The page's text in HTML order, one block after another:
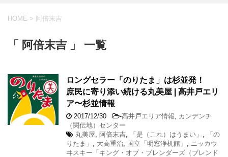
HOME > 阿倍末吉
「 阿倍末吉 」 一覧
ロングセラー「のりたま」は杉並発！
庶民に寄り添い続ける丸美屋 | 高井戸エリ
ア〜杉並情報
2017/12/30 -高井戸エリア情報
カンデンチ
（関伝地）センター
丸美屋 阿倍末吉 「是（これ）はうまい」
「の
りたま」
大高重治 国立「明窓浄机館」
ニッカウ
ヰスキー「キング・オブ・ブレンダーズ（ブレンド